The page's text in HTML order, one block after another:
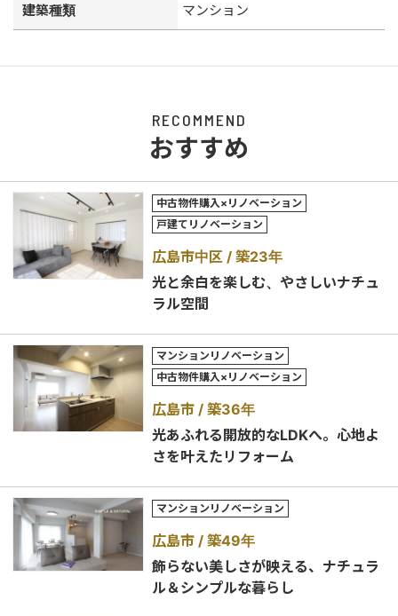
建築種類 マンション
RECOMMEND
おすすめ
中古物件購入×リノベーション
戸建てリノベーション
広島市中区
築23年
光と余白を楽しむ、やさしいナチュ
ラル空間
マンションリノベーション
中古物件購入×リノベーション
広島市
築36年
光あふれる開放的なLDKへ。心地よ
さを叶えたリフォーム
マンションリノベーション
広島市
築49年
飾らない美しさが映える、ナチュラ
ル＆シンプルな暮らし